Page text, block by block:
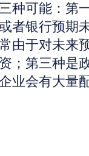
种可能：第
者银行预期
由于对未来
；第三种是
业会有大量